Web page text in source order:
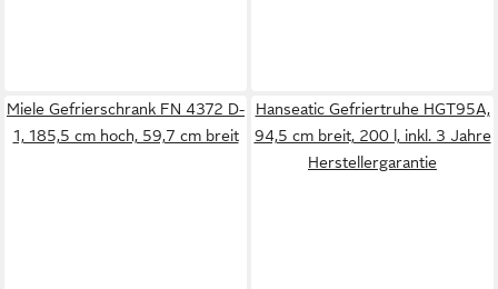
Miele Gefrierschrank FN 4372 D-
1, 185,5 cm hoch, 59,7 cm breit
Hanseatic Gefriertruhe HGT95A,
94,5 cm breit, 200 l, inkl. 3 Jahre
Herstellergarantie